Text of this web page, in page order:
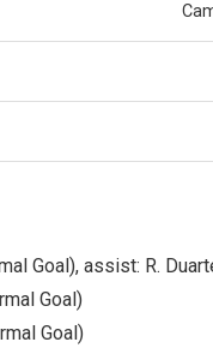
Goal), assist: R.
Goal)
Goal)